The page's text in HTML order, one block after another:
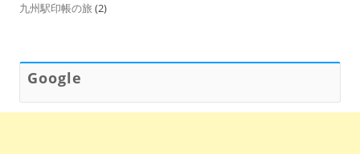
九州駅印帳の旅 (2)
Google